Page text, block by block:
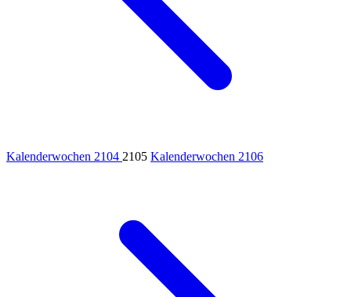
Kalenderwochen 2104 2105 Kalenderwochen 2106